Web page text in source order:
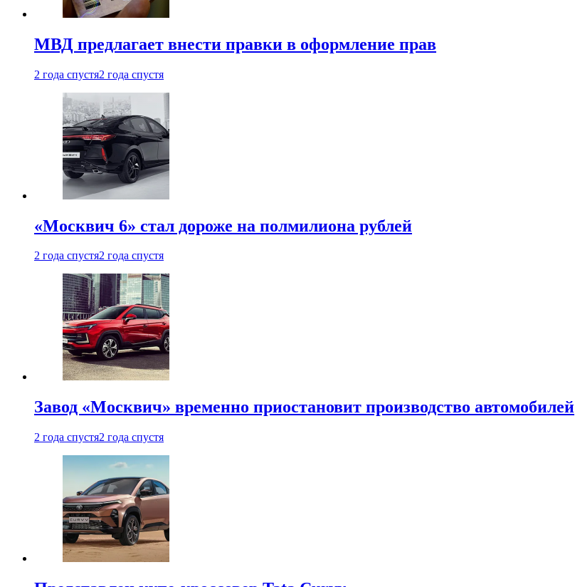
МВД предлагает внести правки в оформление прав
2 года спустя2 года спустя
«Москвич 6» стал дороже на полмилиона рублей
2 года спустя2 года спустя
Завод «Москвич» временно приостановит производство автомобилей
2 года спустя2 года спустя